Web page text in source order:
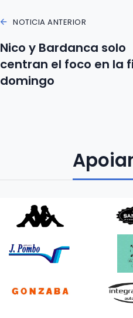
NOTICIA ANTERIOR
Nico y Bardanca solo
centran el foco en la
domingo